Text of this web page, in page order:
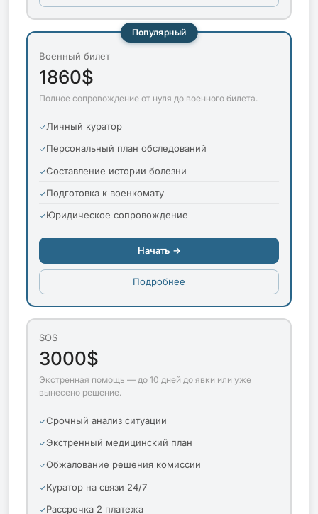
Популярный
Военный билет
1860$
Полное сопровождение от нуля до военного билета.
Личный куратор
Персональный план обследований
Составление истории болезни
Подготовка к военкомату
Юридическое сопровождение
Начать →
Подробнее
SOS
3000$
Экстренная помощь — до 10 дней до явки или уже
вынесено решение.
Срочный анализ ситуации
Экстренный медицинский план
Обжалование решения комиссии
Куратор на связи 24/7
Рассрочка 2 платежа